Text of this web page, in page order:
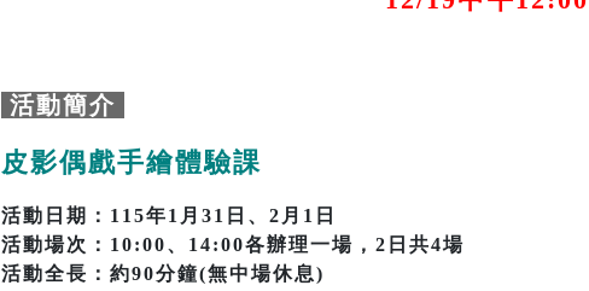
活動簡介
皮影偶戲手繪體驗課
活動日期：115年1月31日、2月1日
活動場次：10:00、14:00各辦理一場，2日共4場
活動全長：約90分鐘(無中場休息)